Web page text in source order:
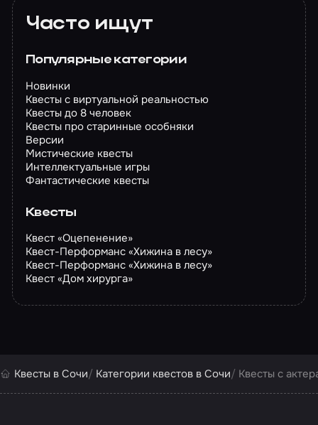
Часто ищут
Популярные категории
Новинки
Квесты с виртуальной реальностью
Квесты до 8 человек
Квесты про старинные особняки
Версии
Мистические квесты
Интеллектуальные игры
Фантастические квесты
Квесты
Квест «Оцепенение»
Квест-Перформанс «Хижина в лесу»
Квест-Перформанс «Хижина в лесу»
Квест «Дом хирурга»
Квесты в Сочи Категории квестов в Сочи Квесты с